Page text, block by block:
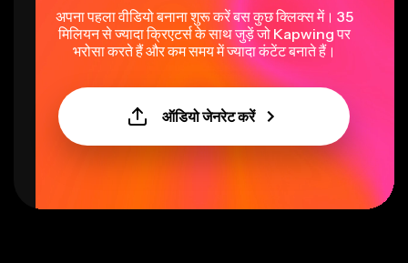
अपना पहला वीडियो बनाना शुरू करें बस कुछ क्लिक्स में। 35
मिलियन से ज्यादा क्रिएटर्स के साथ जुड़ें जो Kapwing पर
भरोसा करते हैं और कम समय में ज्यादा कंटेंट बनाते हैं।
ऑडियो जेनरेट करें